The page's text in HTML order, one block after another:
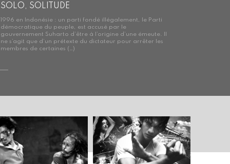
SOLO, SOLITUDE
1996 en Indonésie : un parti fondé illégalement, le Parti
démocratique du peuple, est accusé par le
gouvernement Suharto d’être à l’origine d’une émeute. Il
ne s’agit que d’un prétexte du dictateur pour arrêter les
membres de certaines (…)